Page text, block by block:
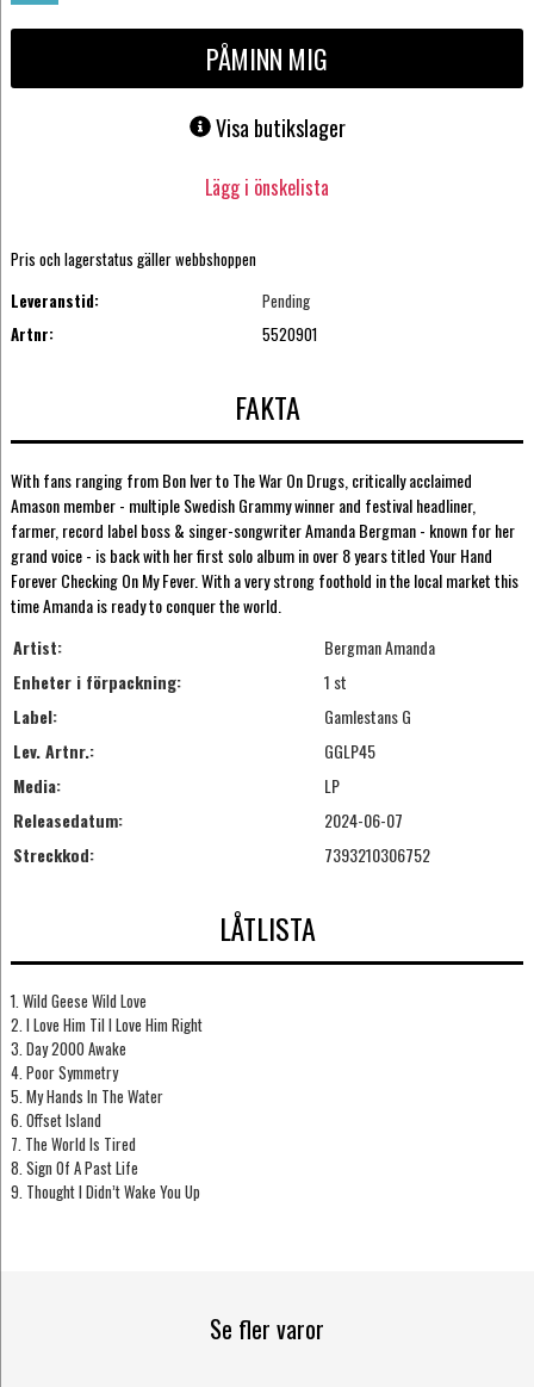
PÅMINN MIG
Visa butikslager
Lägg i önskelista
Pris och lagerstatus gäller webbshoppen
Leveranstid:
Pending
Artnr:
5520901
FAKTA
With fans ranging from Bon Iver to The War On Drugs, critically acclaimed
Amason member - multiple Swedish Grammy winner and festival headliner,
farmer, record label boss & singer-songwriter Amanda Bergman - known for her
grand voice - is back with her first solo album in over 8 years titled Your Hand
Forever Checking On My Fever. With a very strong foothold in the local market this
time Amanda is ready to conquer the world.
Artist:
Bergman Amanda
Enheter i förpackning:
1 st
Label:
Gamlestans G
Lev. Artnr.:
GGLP45
Media:
LP
Releasedatum:
2024-06-07
Streckkod:
7393210306752
LÅTLISTA
1. Wild Geese Wild Love
2. I Love Him Til I Love Him Right
3. Day 2000 Awake
4. Poor Symmetry
5. My Hands In The Water
6. Offset Island
7. The World Is Tired
8. Sign Of A Past Life
9. Thought I Didn’t Wake You Up
Se fler varor